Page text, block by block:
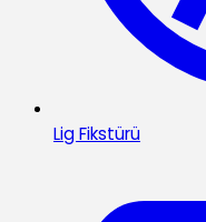
Lig Fikstürü